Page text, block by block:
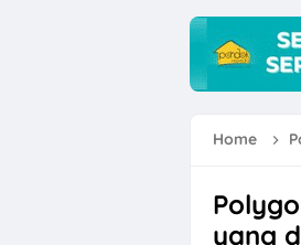
Home
yang